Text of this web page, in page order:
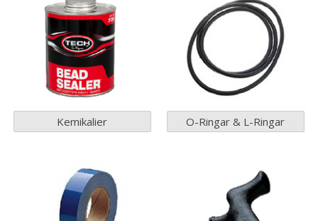
Kemikalier O-Ringar & L-Ringar